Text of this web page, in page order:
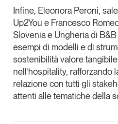
Infine, Eleonora Peroni,
Up2You eFrancesco
Slovenia e Ungheria di
esempi di modelli e di
sostenibilità valore
nell’hospitality, rafforzando
relazione con tutti gli
attenti alle tematiche della